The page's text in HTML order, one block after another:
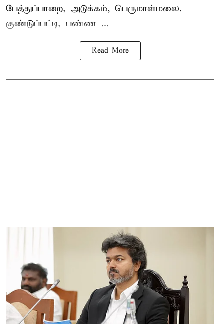
பேத்துப்பாறை, அடுக்கம், பெருமாள்மலை.
குண்டுப்பட்டி, பண்ண ...
Read More